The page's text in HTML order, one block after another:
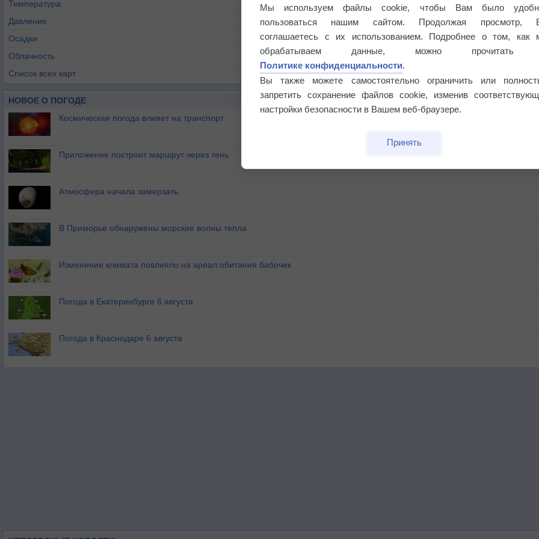
Температура
Давление
Осадки
Облачность
Список всех карт
НОВОЕ О ПОГОДЕ
Космическая погода влияет на транспорт
Приложение построит маршрут через тень
Атмосфера начала замерзать
В Приморье обнаружены морские волны тепла
Изменение климата повлияло на ареал обитания бабочек
Погода в Екатеринбурге 6 августа
Погода в Краснодаре 6 августа
Мы используем файлы cookie, чтобы Вам было
пользоваться нашим сайтом. Продолжая просмотр,
соглашаетесь с их использованием. Подробнее о том, как
обрабатываем данные, можно прочитать
Политике конфиденциальности.
Вы также можете самостоятельно ограничить или
запретить сохранение файлов cookie, изменив
настройки безопасности в Вашем веб-браузере.
Принять